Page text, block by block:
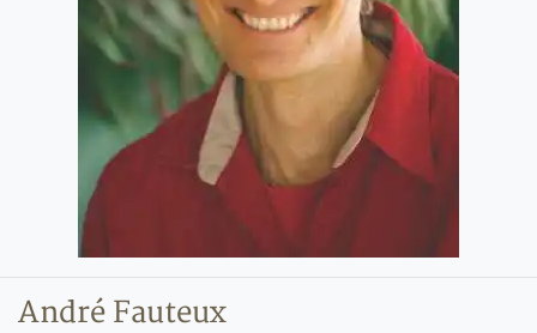
André Fauteux